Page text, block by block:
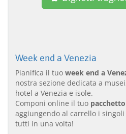
Week end a Venezia
Pianifica il tuo week end a
nostra sezione dedicata a
hotel a Venezia e isole.
Componi online il tuo
aggiungendo al carrello i
tutti in una volta!